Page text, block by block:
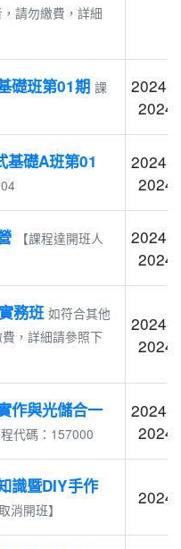
，請勿繳費，詳細
礎班第01期 課
2024-
基礎A班第01
2024-
【課程達開班人
2024-
務班 如符合其他
，詳細請參照下
2024-
作與光儲合一
代碼：157000
2024-
識暨DIY手作
取消開班】